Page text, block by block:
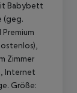
Babybett
(geg.
Zimmer
Internet
Größe: